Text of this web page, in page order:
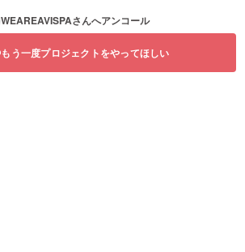
WEAREAVISPAさんへアンコール
もう一度プロジェクトをやってほしい